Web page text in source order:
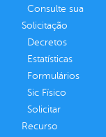
Consulte sua
Solicitação
Decretos
Estatísticas
Formulários
Sic Físico
Solicitar
Recurso